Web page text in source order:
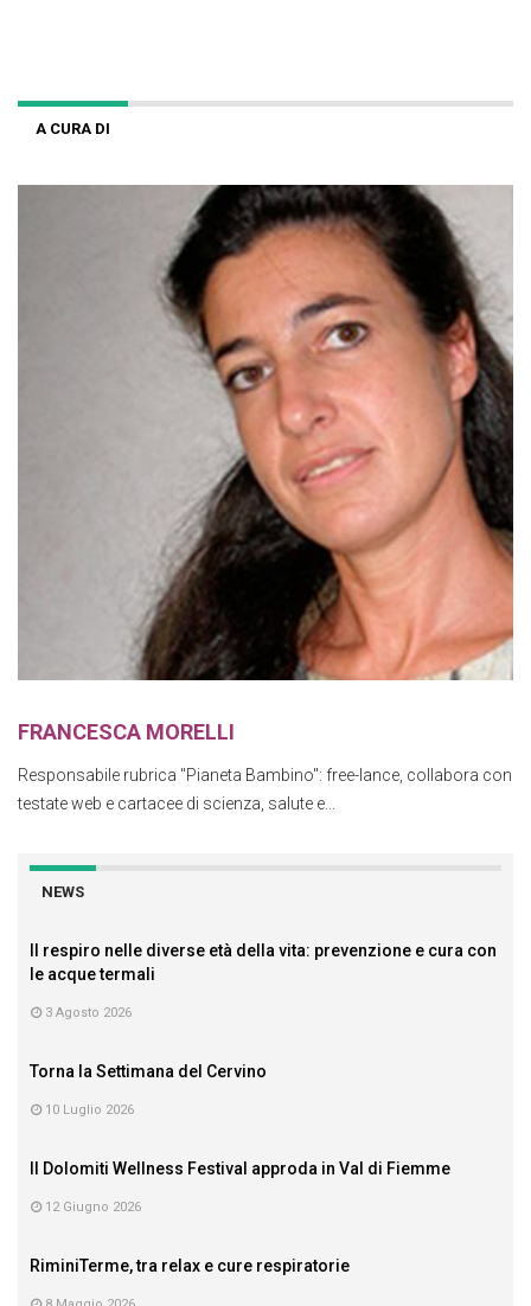
A CURA DI
FRANCESCA MORELLI
Responsabile rubrica "Pianeta Bambino": free-lance, collabora con
testate web e cartacee di scienza, salute e...
NEWS
Il respiro nelle diverse età della vita: prevenzione e cura con
le acque termali
3 Agosto 2026
Torna la Settimana del Cervino
10 Luglio 2026
Il Dolomiti Wellness Festival approda in Val di Fiemme
12 Giugno 2026
RiminiTerme, tra relax e cure respiratorie